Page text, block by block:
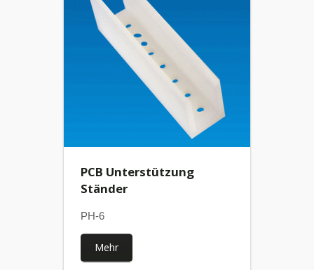
PCB Unterstützung
Ständer
PH-6
Mehr